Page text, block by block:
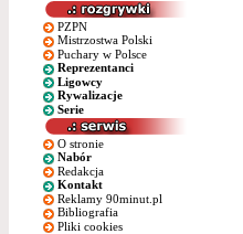
PZPN
Mistrzostwa Polski
Puchary w Polsce
Reprezentanci
Ligowcy
Rywalizacje
Serie
O stronie
Nabór
Redakcja
Kontakt
Reklamy 90minut.pl
Bibliografia
Pliki cookies